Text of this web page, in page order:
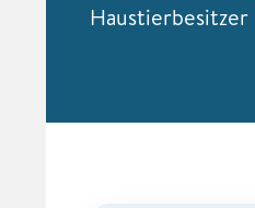
Haustierbesitzer